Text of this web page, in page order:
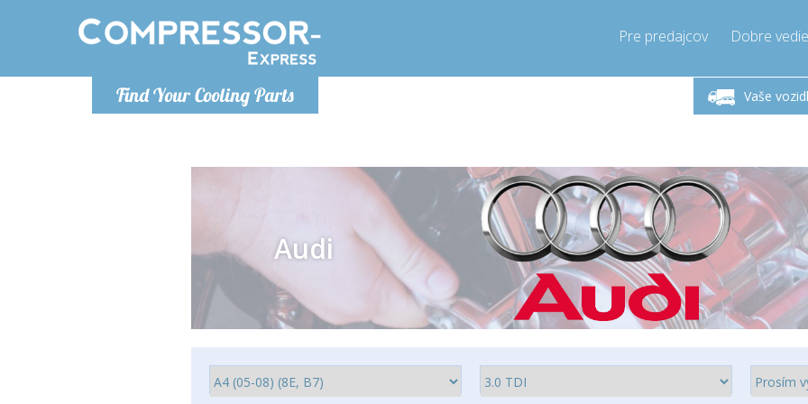
Find Your Cooling Parts
Pre predajcov Dobre
Vaše
Pondelok-Piatok 9-17h
Zavolajte teraz!
+421905357897
Audi